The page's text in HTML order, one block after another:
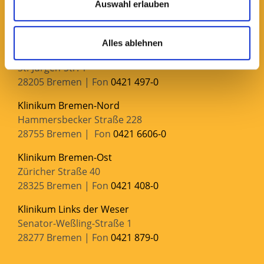
Auswahl erlauben
Alles ablehnen
St.-Jürgen-Str. 1
28205 Bremen | Fon 0421 497-0
Klinikum Bremen-Nord
Hammersbecker Straße 228
28755 Bremen | Fon 0421 6606-0
Klinikum Bremen-Ost
Züricher Straße 40
28325 Bremen | Fon 0421 408-0
Klinikum Links der Weser
Senator-Weßling-Straße 1
28277 Bremen | Fon 0421 879-0